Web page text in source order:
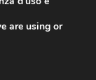
are using or